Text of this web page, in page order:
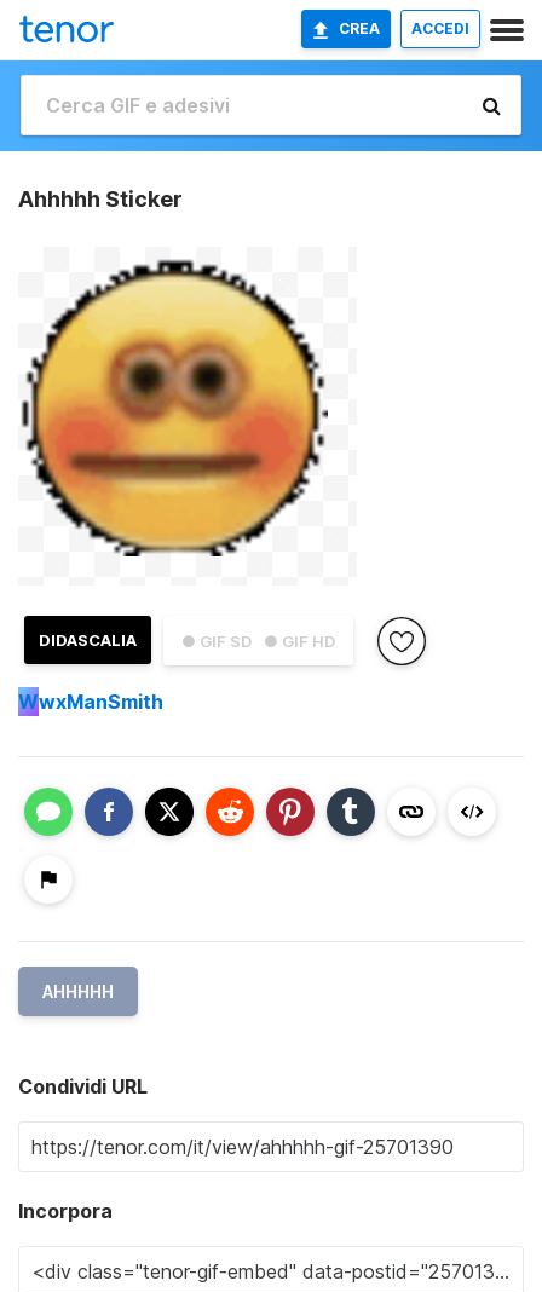
CREA ACCEDI
Ahhhhh Sticker
● GIF SD ● GIF HD
DIDASCALIA
WwxManSmith
AHHHHH
Condividi URL
Incorpora